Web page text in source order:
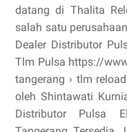
datang di Thalita
salah satu
Dealer Distributor
Tlm Pulsa https://
tangerang › tlm
oleh Shintawati
Distributor Pulsa